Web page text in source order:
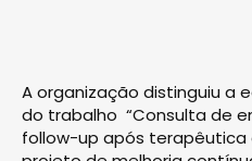
A organização distinguiu a
do trabalho “Consulta de
follow-up após terapêutica